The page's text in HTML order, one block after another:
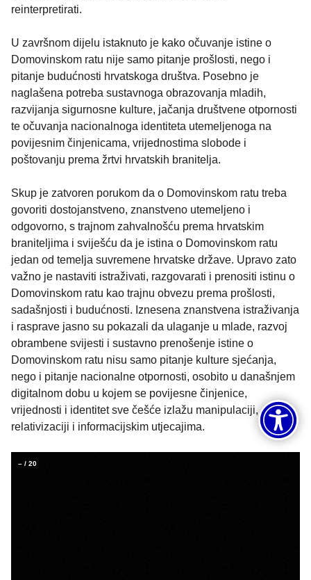
reinterpretirati.
U završnom dijelu istaknuto je kako očuvanje istine o
Domovinskom ratu nije samo pitanje prošlosti, nego i
pitanje budućnosti hrvatskoga društva. Posebno je
naglašena potreba sustavnoga obrazovanja mladih,
razvijanja sigurnosne kulture, jačanja društvene otpornosti
te očuvanja nacionalnoga identiteta utemeljenoga na
povijesnim činjenicama, vrijednostima slobode i
poštovanju prema žrtvi hrvatskih branitelja.
Skup je zatvoren porukom da o Domovinskom ratu treba
govoriti dostojanstveno, znanstveno utemeljeno i
odgovorno, s trajnom zahvalnošću prema hrvatskim
braniteljima i sviješću da je istina o Domovinskom ratu
jedan od temelja suvremene hrvatske države. Upravo zato
važno je nastaviti istraživati, razgovarati i prenositi istinu o
Domovinskom ratu kao trajnu obvezu prema prošlosti,
sadašnjosti i budućnosti. Iznesena znanstvena istraživanja
i rasprave jasno su pokazali da ulaganje u mlade, razvoj
obrambene svijesti i sustavno prenošenje istine o
Domovinskom ratu nisu samo pitanje kulture sjećanja,
nego i pitanje nacionalne otpornosti, osobito u današnjem
digitalnom dobu u kojem se povijesne činjenice,
vrijednosti i identitet sve češće izlažu manipulaciji,
relativizaciji i informacijskim utjecajima.
– / 20